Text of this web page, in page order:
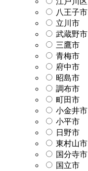
八王子市
立川市
武蔵野市
三鷹市
青梅市
府中市
昭島市
調布市
町田市
小金井市
小平市
日野市
東村山市
国分寺市
国立市